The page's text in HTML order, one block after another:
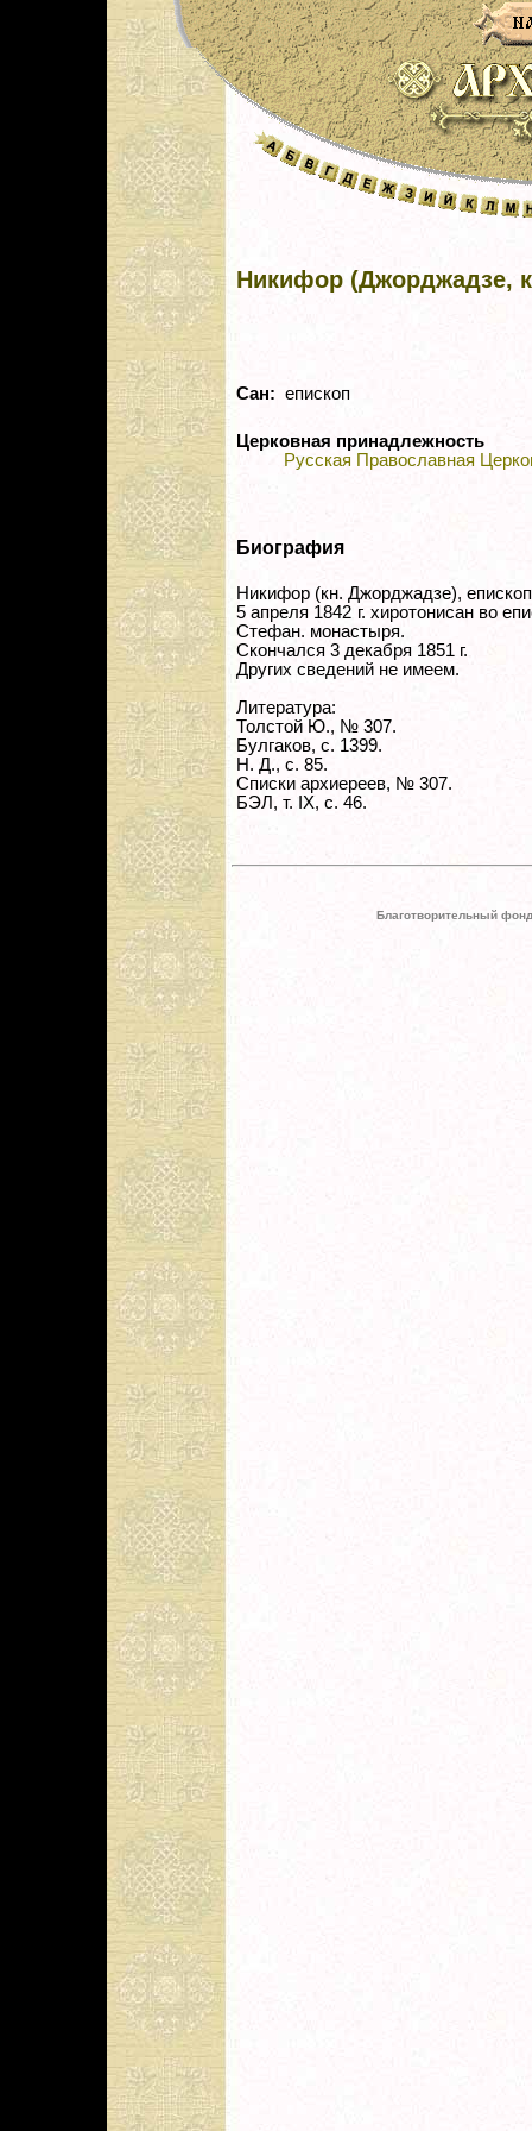
Никифор (Джорджадзе,
Сан: епископ
Церковная принадлежность
Русская Православная
Биография
Никифор (кн. Джорджадзе),
5 апреля 1842 г. хиротонисан во
Стефан. монастыря.
Скончался 3 декабря 1851 г.
Других сведений не имеем.
Литература:
Толстой Ю., № 307.
Булгаков, с. 1399.
Н. Д., с. 85.
Списки архиереев, № 307.
БЭЛ, т. IX, с. 46.
Благотворительный